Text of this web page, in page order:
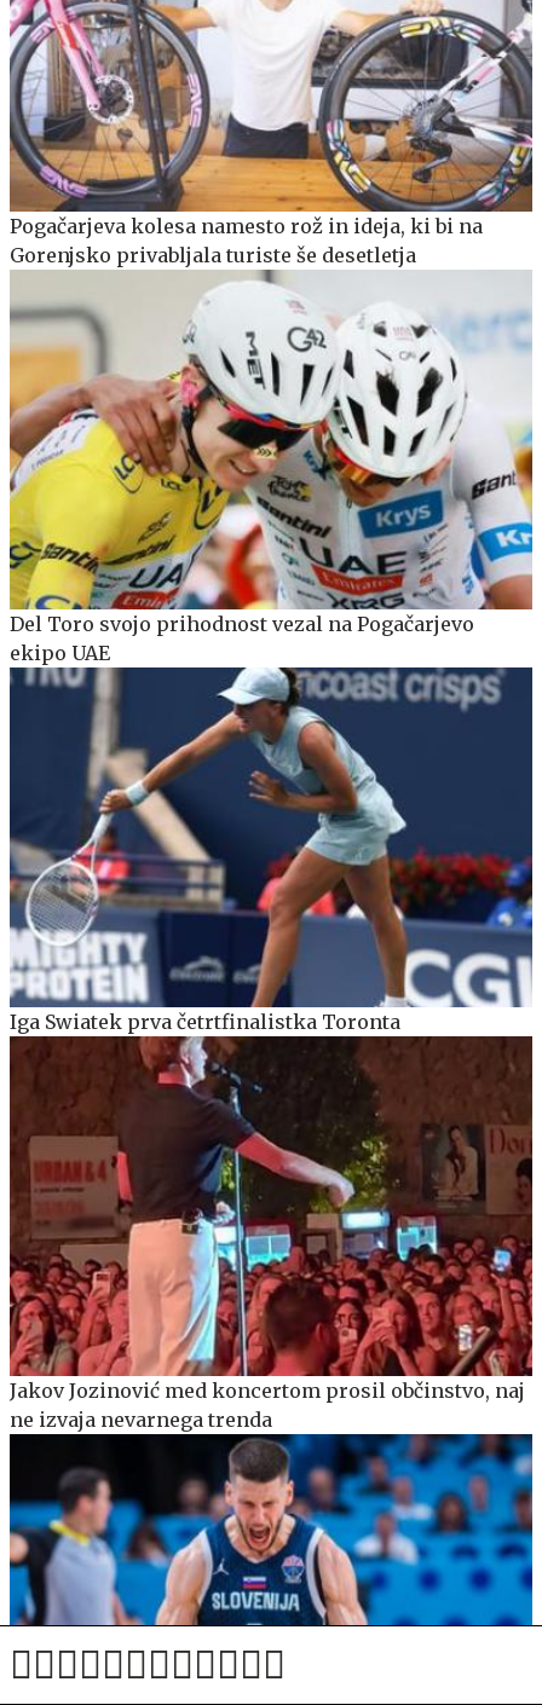
Pogačarjeva kolesa namesto rož in ideja, ki bi na
Gorenjsko privabljala turiste še desetletja
Del Toro svojo prihodnost vezal na Pogačarjevo
ekipo UAE
Iga Swiatek prva četrtfinalistka Toronta
Jakov Jozinović med koncertom prosil občinstvo, naj
ne izvaja nevarnega trenda